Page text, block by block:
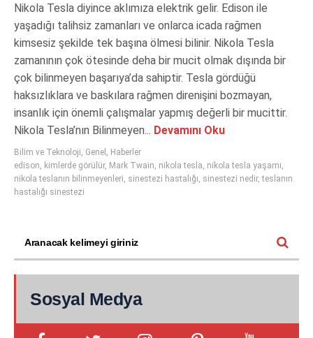
Nikola Tesla diyince aklımıza elektrik gelir. Edison ile
yaşadığı talihsiz zamanları ve onlarca icada rağmen
kimsesiz şekilde tek başına ölmesi bilinir. Nikola Tesla
zamanının çok ötesinde deha bir mucit olmak dışında bir
çok bilinmeyen başarıya’da sahiptir. Tesla gördüğü
haksızlıklara ve baskılara rağmen direnişini bozmayan,
insanlık için önemli çalışmalar yapmış değerli bir mucittir.
Nikola Tesla’nın Bilinmeyen... Devamını Oku
Bilim ve Teknoloji, Genel , Haberler
edison, kimlerde görülür, Mark Twain, nikola tesla, nikola tesla yaşamı,
nikola teslanın bilinmeyenleri, sinestezi hastalığı, sinestezi nedir,teslanın
hastalığı sinestezi
Sosyal Medya